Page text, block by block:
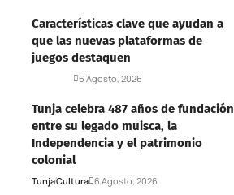
Características clave que ayudan a
que las nuevas plataformas de
juegos destaquen
6 Agosto, 2026
Tunja celebra 487 años de fundación
entre su legado muisca, la
Independencia y el patrimonio
colonial
TunjaCultura 6 Agosto, 2026